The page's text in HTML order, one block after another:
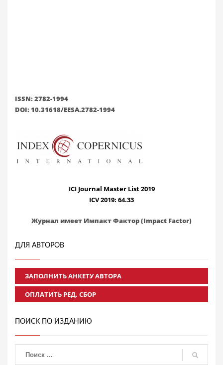
ISSN: 2782-1994
DOI: 10.31618/EESA.2782-1994
ICI Journal Master List 2019
ICV 2019: 64.33
Журнал имеет Импакт Фактор (Impact Factor)
ДЛЯ АВТОРОВ
ЗАПОЛНИТЬ АНКЕТУ АВТОРА
ОПЛАТИТЬ РЕД. СБОР
ПОИСК ПО ИЗДАНИЮ